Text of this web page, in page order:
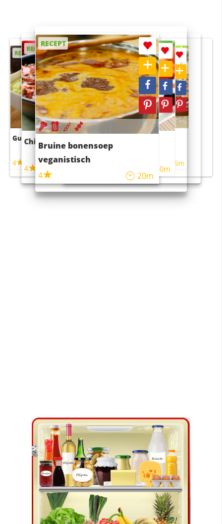
RECEPT
Guacamole
4
RECEPT
Chili con carne
4 45m
RECEPT
Bruine bonensoep
veganistisch
4
20m
RECEPT
Sushi rijstsalade
maaltijdsalade
40m
RECEPT
4 55m